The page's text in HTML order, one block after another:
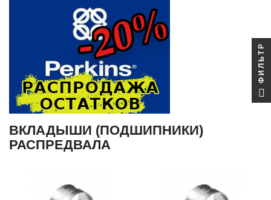
ВКЛАДЫШИ (ПОДШИПНИКИ)
РАСПРЕДВАЛА
ФИЛЬТР